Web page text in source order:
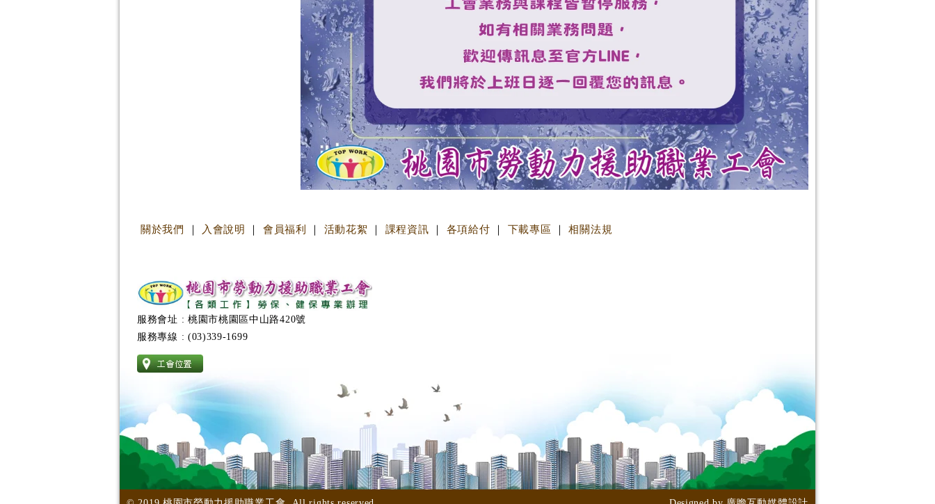
關於我們 ｜ 入會說明 ｜ 會員福利 ｜ 活動花絮 ｜ 課程資訊 ｜ 各項給付 ｜ 下載專區 ｜相關法規
服務會址 : 桃園市桃園區中山路420號
服務專線 : (03)339-1699